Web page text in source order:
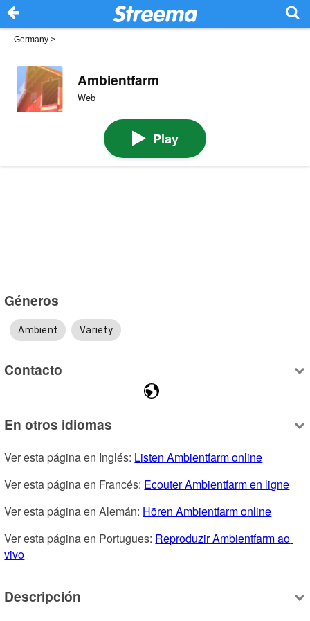
Germany >
Ambientfarm
Web
Play
Géneros
Ambient Variety
Contacto
En otros idiomas
Ver esta página en Inglés: Listen Ambientfarm online
Ver esta página en Francés: Ecouter Ambientfarm en ligne
Ver esta página en Alemán: Hören Ambientfarm online
Ver esta página en Portugues: Reproduzir Ambientfarm ao
vivo
Descripción